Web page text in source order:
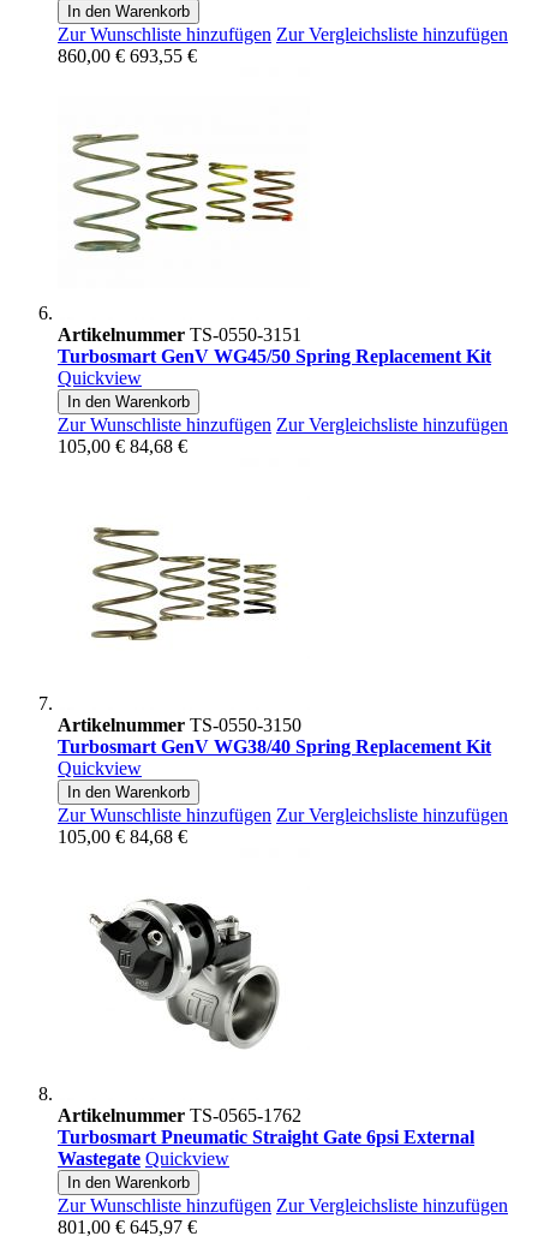
In den Warenkorb
Zur Wunschliste hinzufügen Zur Vergleichsliste hinzufügen
860,00 € 693,55 €
Artikelnummer TS-0550-3151
Turbosmart GenV WG45/50 Spring Replacement Kit
Quickview
In den Warenkorb
Zur Wunschliste hinzufügen Zur Vergleichsliste hinzufügen
105,00 € 84,68 €
Artikelnummer TS-0550-3150
Turbosmart GenV WG38/40 Spring Replacement Kit
Quickview
In den Warenkorb
Zur Wunschliste hinzufügen Zur Vergleichsliste hinzufügen
105,00 € 84,68 €
Artikelnummer TS-0565-1762
Turbosmart Pneumatic Straight Gate 6psi External
Wastegate Quickview
In den Warenkorb
Zur Wunschliste hinzufügen Zur Vergleichsliste hinzufügen
801,00 € 645,97 €